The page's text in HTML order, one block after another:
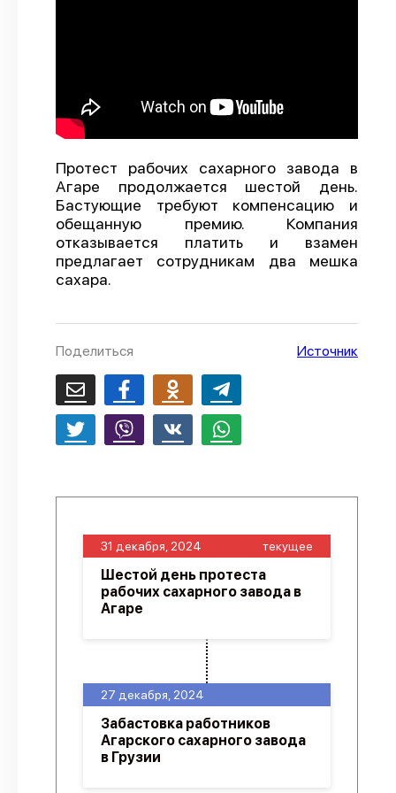
Протест рабочих сахарного завода в
Агаре продолжается шестой день.
Бастующие требуют компенсацию и
обещанную премию. Компания
отказывается платить и взамен
предлагает сотрудникам два мешка
сахара.
Поделиться Источник
27 декабря, 2024
Забастовка работников
Агарского сахарного завода
в Грузии
31 декабря, 2024 текущее
Шестой день протеста
рабочих сахарного завода в
Агаре